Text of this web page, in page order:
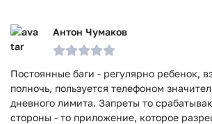
Антон Чумаков
Постоянные баги - регулярно ребенок,
полночь, пользуется телефоном
дневного лимита. Запреты то
стороны - то приложение, которое